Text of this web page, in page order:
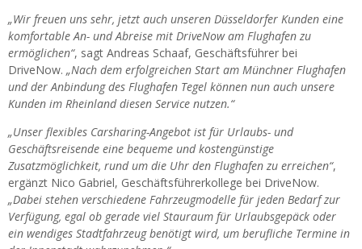
„Wir freuen uns sehr, jetzt auch unseren Düsseldorfer Kunden eine
komfortable An- und Abreise mit DriveNow am Flughafen zu
ermöglichen“, sagt Andreas Schaaf, Geschäftsführer bei
DriveNow. „Nach dem erfolgreichen Start am Münchner Flughafen
und der Anbindung des Flughafen Tegel können nun auch unsere
Kunden im Rheinland diesen Service nutzen.“
„Unser flexibles Carsharing-Angebot ist für Urlaubs- und
Geschäftsreisende eine bequeme und kostengünstige
Zusatzmöglichkeit, rund um die Uhr den Flughafen zu erreichen“,
ergänzt Nico Gabriel, Geschäftsführerkollege bei DriveNow.
„Dabei stehen verschiedene Fahrzeugmodelle für jeden Bedarf zur
Verfügung, egal ob gerade viel Stauraum für Urlaubsgepäck oder
ein wendiges Stadtfahrzeug benötigt wird, um berufliche Termine in